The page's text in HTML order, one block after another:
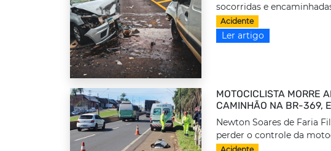
socorridas e
Acidente
Ler artigo
MOTOCICLISTA MORRE
CAMINHÃO NA BR-369,
Newton Soares de Faria
perder o controle da